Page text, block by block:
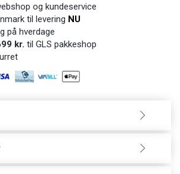
og kundeservice
til levering NU
på hverdage
kr. til GLS pakkeshop